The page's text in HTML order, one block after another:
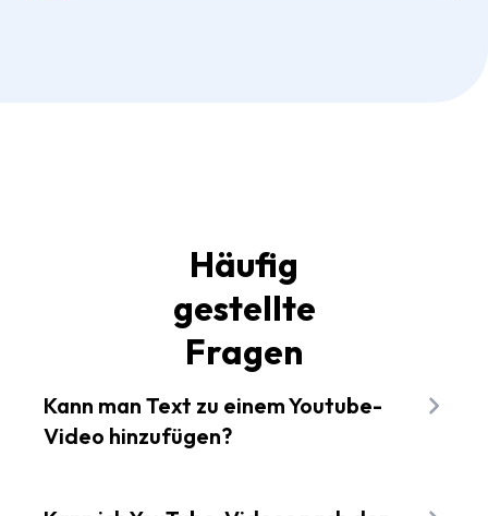
Häufig
gestellte
Fragen
Kann man Text zu einem Youtube-
Video hinzufügen?
einem Youtube-Video hinzufügen. Kopieren Sie